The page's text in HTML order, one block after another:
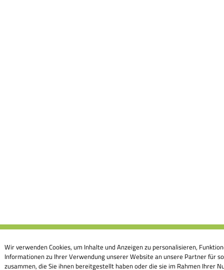
Wir verwenden Cookies, um Inhalte und Anzeigen zu personalisieren,
Informationen zu Ihrer Verwendung unserer Website an unsere Partner für
zusammen, die Sie ihnen bereitgestellt haben oder die sie im Rahmen Ihrer